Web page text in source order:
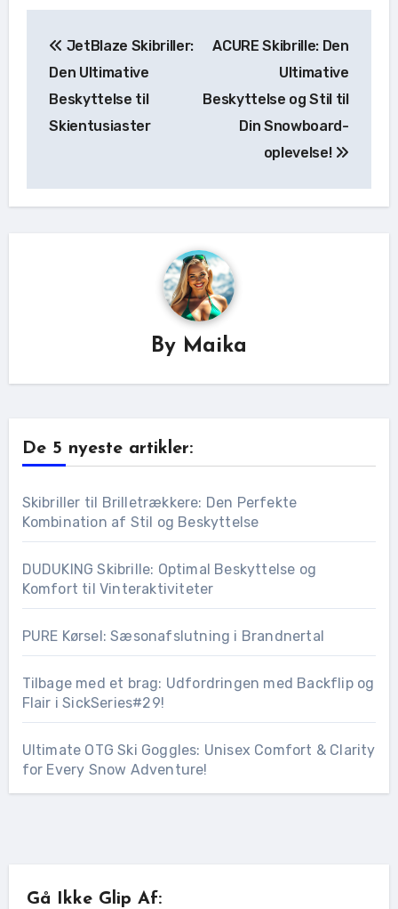
JetBlaze Skibriller:
Den Ultimative
Beskyttelse til
Skientusiaster
ACURE Skibrille: Den
Ultimative
Beskyttelse og Stil til
Din Snowboard-
oplevelse!
By Maika
De 5 nyeste artikler:
Skibriller til Brilletrækkere: Den Perfekte
Kombination af Stil og Beskyttelse
DUDUKING Skibrille: Optimal Beskyttelse og
Komfort til Vinteraktiviteter
PURE Kørsel: Sæsonafslutning i Brandnertal
Tilbage med et brag: Udfordringen med Backflip og
Flair i SickSeries#29!
Ultimate OTG Ski Goggles: Unisex Comfort & Clarity
for Every Snow Adventure!
Gå Ikke Glip Af: